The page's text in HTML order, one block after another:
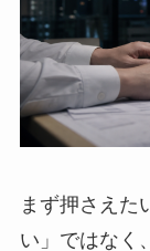
まず押さえた
い」ではなく